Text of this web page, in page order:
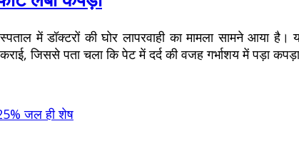
में डॉक्टरों की घोर लापरवाही का मामला सामने आया
जिससे पता चला कि पेट में दर्द की वजह गर्भाशय में पड़ा